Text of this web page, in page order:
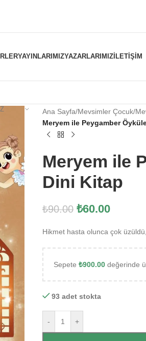
YAYINLARIMIZYAZARLARIMIZİLETIŞIM
Ana Sayfa/Mevsimler Çocuk/
Meryem ile Peygamber
Meryem ile
Dini Kitap
₺90.00 ₺60.00
Hikmet hasta olunca çok
Sepete ₺900.00 değerinde
93 adet stokta
- +